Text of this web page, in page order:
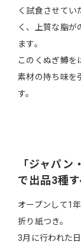
く試食させて
く、上質な脂が
ます。
このくぬぎ鱒を
素材の持ち味を
す。
「ジャパン
で出品3種
オープンして1
折り紙つき。
3月に行われた